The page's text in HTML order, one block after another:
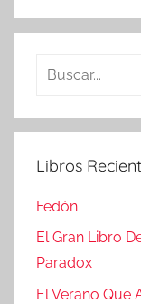
Buscar:
Libros
Fedón
El Gran Libro
Paradox
El Verano Que